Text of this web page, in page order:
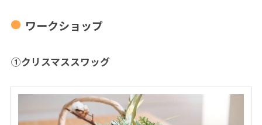
ワークショップ
①クリスマススワッグ